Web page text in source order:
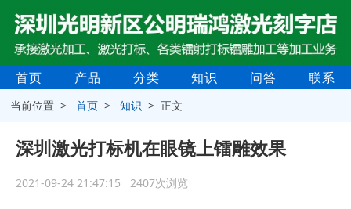
首页 产品 分类 知识 问答 联系
当前位置 >首页 >知识 > 正文
深圳激光打标机在眼镜上镭雕效果
2021-09-24 21:47:15 2407次浏览